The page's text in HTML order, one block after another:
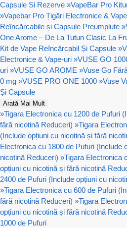
Capsule Si Rezerve »VapeBar Pro
»Vapebar Pro Țigări Electronice &
Reîncărcabile și Capsule Preumplute »
One Arome – De La Tutun Clasic La
Kit de Vape Reîncărcabil Și Capsule »
Electronice & Vape-uri »VUSE GO
uri »VUSE GO AROME »Vuse Go
0 mg »VUSE PRO ONE 1000 »Vuse
Și Capsule
Arată Mai Mult
»Tigara Electronica cu 1200 de Pufuri
fără nicotină Reduceri) »Tigara
(Include opțiuni cu nicotină și fără
Electronica cu 1800 de Pufuri (Include
nicotină Reduceri) »Tigara Electronica
opțiuni cu nicotină și fără nicotină
2400 de Pufuri (Include opțiuni cu
»Tigara Electronica cu 600 de Pufuri
fără nicotină Reduceri) »Tigara
opțiuni cu nicotină și fără nicotină
1000 de Pufuri